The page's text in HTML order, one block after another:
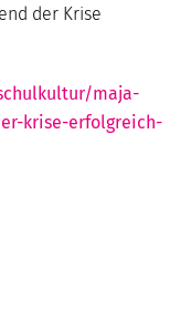
der Krise
maja-
krise-erfolgreich-